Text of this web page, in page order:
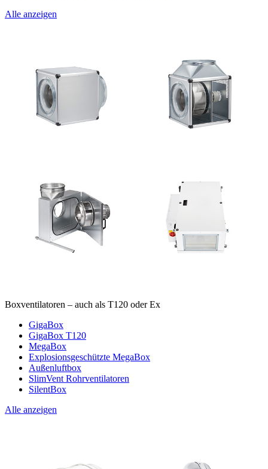
Alle anzeigen
Boxventilatoren – auch als T120 oder Ex
GigaBox
GigaBox T120
MegaBox
Explosionsgeschützte MegaBox
Außenluftbox
SlimVent Rohrventilatoren
SilentBox
Alle anzeigen